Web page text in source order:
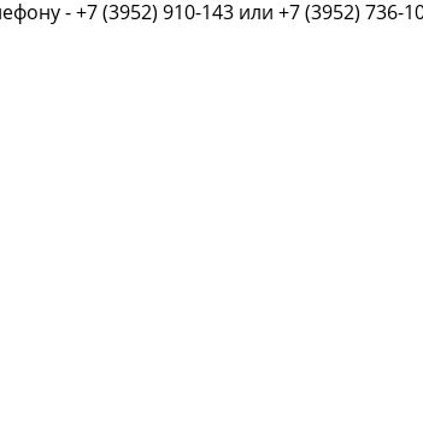
- +7 (3952) 910-143 или +7 (3952) 736-